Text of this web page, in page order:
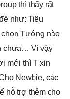
thì thấy rất
như: Tiêu
Tướng nào
chưa… Vì vậy
mới thì T xin
Newbie, các
hỗ trợ thêm cho